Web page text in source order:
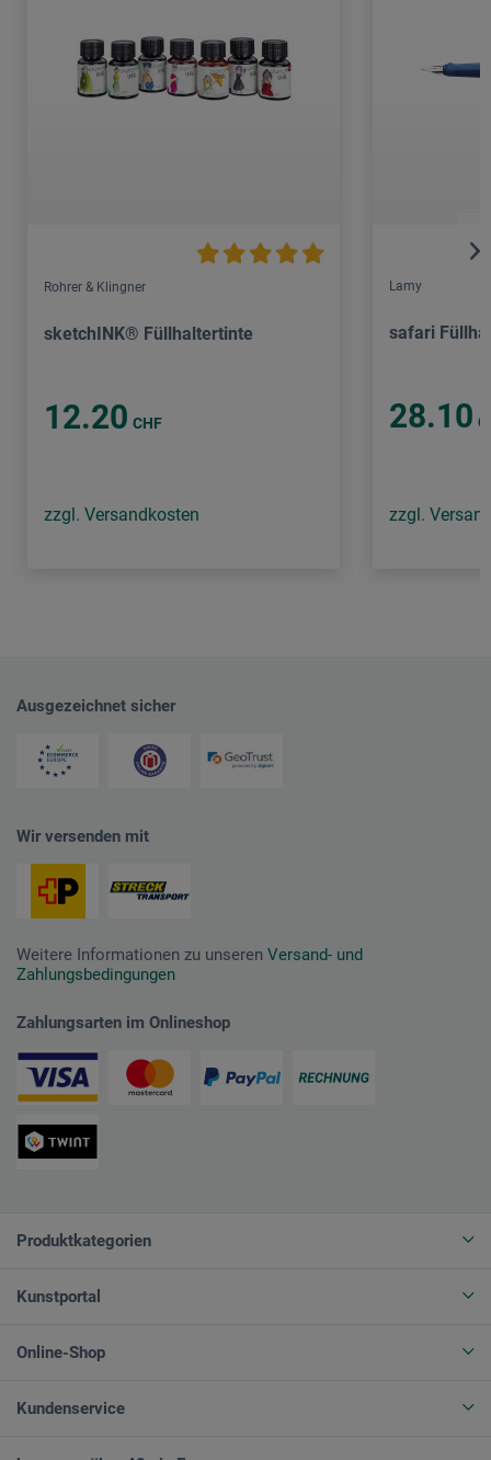
Rohrer & Klingner
sketchINK® Füllhaltertinte
12.20 CHF
zzgl. Versandkosten
Lamy
safari
28.10
zzgl.
Ausgezeichnet sicher
Wir versenden mit
Weitere Informationen zu unseren Versand- und
Zahlungsbedingungen
Zahlungsarten im Onlineshop
Produktkategorien
Kunstportal
Online-Shop
Kundenservice